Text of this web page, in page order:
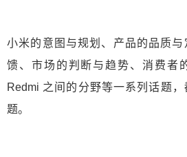
小米的意图与规划、产品的品质
馈、市场的判断与趋势、消费者
Redmi 之间的分野等一系列话题
题。